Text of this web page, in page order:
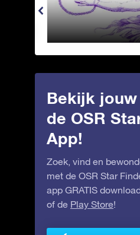
Bekijk
de OSR
App!
Zoek, vind en
met de OSR Star
app GRATIS
of de Play Store!